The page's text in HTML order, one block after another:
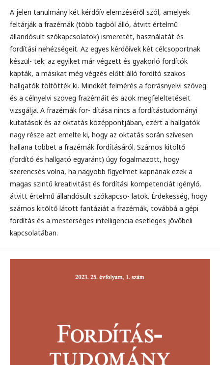
A jelen tanulmány két kérdőív elemzéséről szól, amelyek
feltárják a frazémák (több tagból álló, átvitt értelmű
állandósult szókapcsolatok) ismeretét, használatát és
fordítási nehézségeit. Az egyes kérdőívek két célcsoportnak
készül- tek: az egyiket már végzett és gyakorló fordítók
kapták, a másikat még végzés előtt álló fordító szakos
hallgatók töltötték ki. Mindkét felmérés a forrásnyelvi szöveg
és a célnyelvi szöveg frazémáit és azok megfeleltetéseit
vizsgálja. A frazémák for- dítása nincs a fordítástudományi
kutatások és az oktatás középpontjában, ezért a hallgatók
nagy része azt emelte ki, hogy az oktatás során szívesen
hallana többet a frazémák fordításáról. Számos kitöltő
(fordító és hallgató egyaránt) úgy fogalmazott, hogy
szerencsés volna, ha nagyobb figyelmet kapnának ezek a
magas szintű kreativitást és fordítási kompetenciát igénylő,
átvitt értelmű állandósult szókapcso- latok. Érdekesség, hogy
számos kitöltő látott fantáziát a frazémák, továbbá a gépi
fordítás és a mesterséges intelligencia esetleges jövőbeli
kapcsolatában.